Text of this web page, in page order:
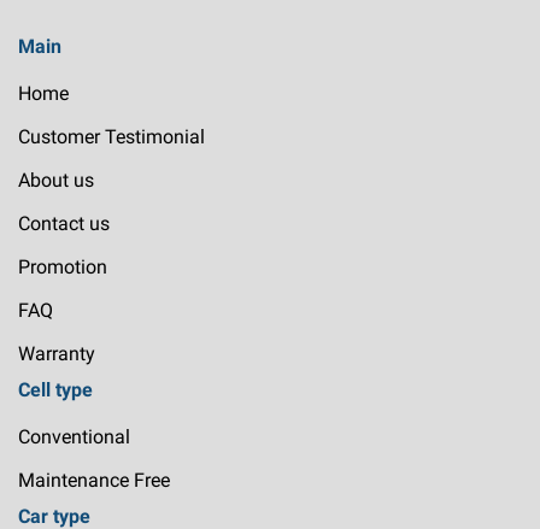
Main
Home
Customer Testimonial
About us
Contact us
Promotion
FAQ
Warranty
Cell type
Conventional
Maintenance Free
Car type